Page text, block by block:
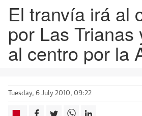
El tranvía irá al
por Las Trianas
al centro por la
Tuesday, 6 July 2010, 09:22